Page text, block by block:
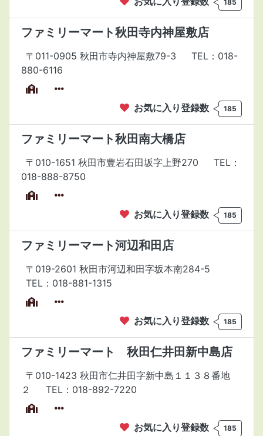
185
ファミリーマート秋田寺内神屋敷店
〒011-0905 秋田市寺内神屋敷79-3
TEL：018-
880-6116
お気に入り登録数 185
ファミリーマート秋田南大橋店
〒010-1651 秋田市豊岩石田坂字上野270
TEL：
018-888-8750
お気に入り登録数 185
ファミリーマート河辺和田店
〒019-2601 秋田市河辺和田字坂本南284-5
TEL：018-881-1315
お気に入り登録数 185
ファミリーマート 秋田仁井田新中島店
〒010-1423 秋田市仁井田字新中島１１３８番地
２
TEL：018-892-7220
お気に入り登録数 185